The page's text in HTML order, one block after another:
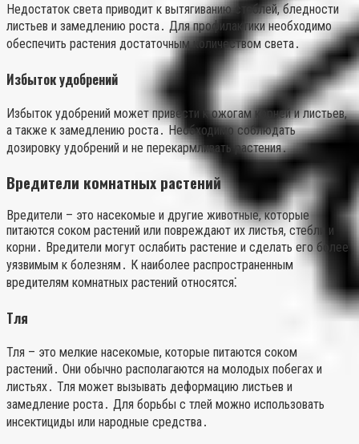
Недостаток света приводит к вытягиванию стеблей, бледности
листьев и замедлению роста․ Для профилактики необходимо
обеспечить растения достаточным количеством света․
Избыток удобрений
Избыток удобрений может привести к ожогам корней и листьев,
а также к замедлению роста․ Необходимо соблюдать
дозировку удобрений и не перекармливать растения․
Вредители комнатных растений
Вредители – это насекомые и другие животные, которые
питаются соком растений или повреждают их листья, стебли и
корни․ Вредители могут ослабить растение и сделать его более
уязвимым к болезням․ К наиболее распространенным
вредителям комнатных растений относятся⁚
Тля
Тля – это мелкие насекомые, которые питаются соком
растений․ Они обычно располагаются на молодых побегах и
листьях․ Тля может вызывать деформацию листьев и
замедление роста․ Для борьбы с тлей можно использовать
инсектициды или народные средства․